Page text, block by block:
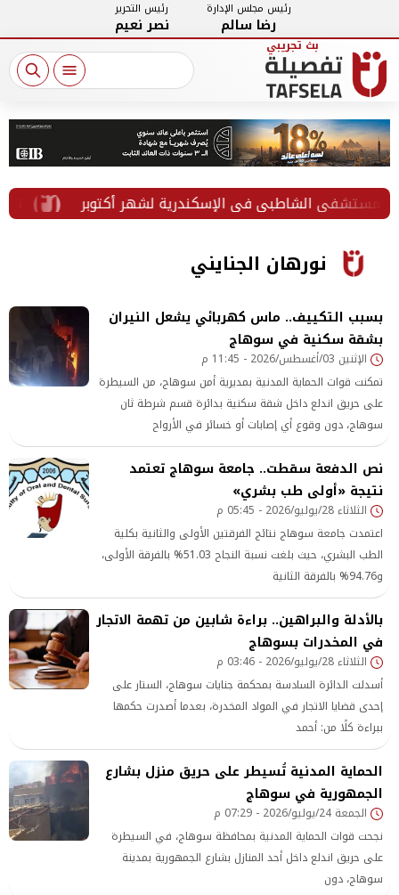
رئيس مجلس الإدارة
رضا سالم
رئيس التحرير
نصر نعيم
الشاطبي في الإسكندرية لشهر أكتوبر
نورهان الجنايني
بسبب التكييف.. ماس كهربائي يشعل النيران
بشقة سكنية في سوهاج
الإثنين 03/أغسطس/2026 - 11:45 م
تمكنت قوات الحماية المدنية بمديرية أمن سوهاج، من السيطرة
على حريق اندلع داخل شقة سكنية بدائرة قسم شرطة ثان
سوهاج، دون وقوع أي إصابات أو خسائر في الأرواح
نص الدفعة سقطت.. جامعة سوهاج تعتمد
نتيجة «أولى طب بشري»
الثلاثاء 28/يوليو/2026 - 05:45 م
اعتمدت جامعة سوهاج نتائج الفرقتين الأولى والثانية بكلية
الطب البشري، حيث بلغت نسبة النجاح 51.03% بالفرقة الأولى،
و94.76% بالفرقة الثانية
بالأدلة والبراهين.. براءة شابين من تهمة الاتجار
في المخدرات بسوهاج
الثلاثاء 28/يوليو/2026 - 03:46 م
أسدلت الدائرة السادسة بمحكمة جنايات سوهاج، الستار على
إحدى قضايا الاتجار في المواد المخدرة، بعدما أصدرت حكمها
ببراءة كلًا من: أحمد
الحماية المدنية تُسيطر على حريق منزل بشارع
الجمهورية في سوهاج
الجمعة 24/يوليو/2026 - 07:29 م
نجحت قوات الحماية المدنية بمحافظة سوهاج، في السيطرة
على حريق اندلع داخل أحد المنازل بشارع الجمهورية بمدينة
سوهاج، دون